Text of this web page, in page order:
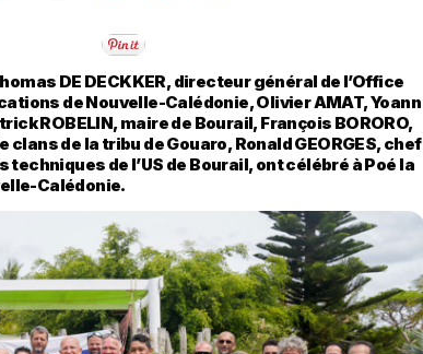
DE DECKKER, directeur général de l’Office
de Nouvelle-Calédonie, Olivier AMAT, Yoann
ROBELIN, maire de Bourail, François BORORO,
de la tribu de Gouaro, Ronald GEORGES, chef
techniques de l’US de Bourail, ont célébré à Poé la
Calédonie.